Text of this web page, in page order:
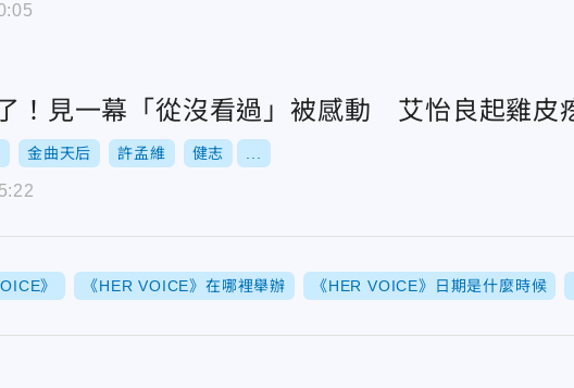
！見一幕「從沒看過」被感動 艾怡良起雞皮
金曲天后 許孟維 健志
》 《HER VOICE》在哪裡舉辦 《HER VOICE》日期是什麼時候